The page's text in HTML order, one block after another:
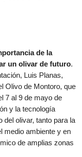
de la
un olivar de futuro.
Luis Planas,
Olivo de Montoro, que
7 al 9 de mayo de
y la tecnología
del olivar, tanto para la
medio ambiente y en
de amplias zonas